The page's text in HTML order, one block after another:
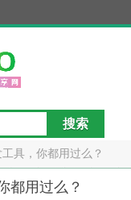
具，你都用过么？
都用过么？